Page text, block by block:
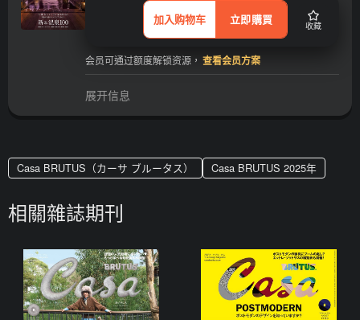
加入购物车 立即購買 收藏
会员可通过额度解锁资源， 查看会员方案
展开信息
Casa BRUTUS（カーサ ブルータス） Casa BRUTUS 2025年
相關雜誌期刊